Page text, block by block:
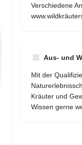
Verschiedene
Aus- und
Mit der
Kräuter und
Wissen gerne